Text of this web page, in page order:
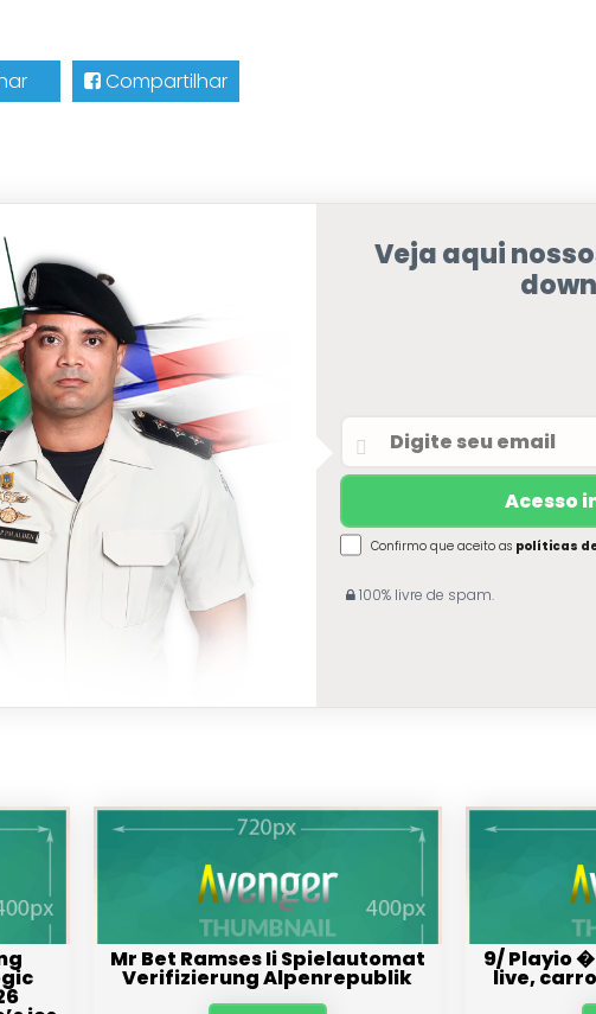
Compartilhar
Veja aqui
Confirmo que aceito as políticas
100% livre de spam.
Mr Bet Ramses Ii Spielautomat
Verifizierung Alpenrepublik
9/ Playio �
live,